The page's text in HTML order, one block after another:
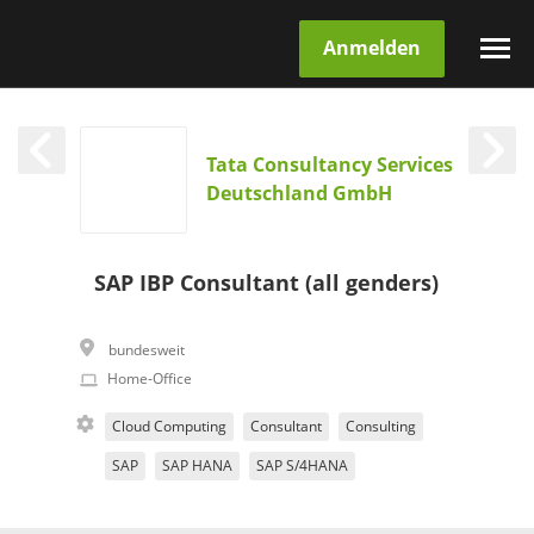
Anmelden
Tata Consultancy Services
Deutschland GmbH
SAP IBP Consultant (all genders)
bundesweit
Home-Office
Cloud Computing Consultant Consulting
SAP SAP HANA SAP S/4HANA